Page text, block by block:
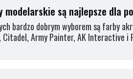
modelarskie są najlepsze dla
bardzo dobrym wyborem są farby
Army Painter, AK Interactive i